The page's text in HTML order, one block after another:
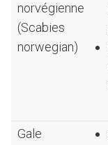
norvégienne
(Scabies
norwegian)
Gale